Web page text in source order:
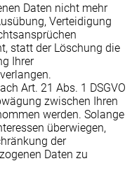
Daten nicht mehr
Verteidigung
statt der Löschung die
Ihrer
Art. 21 Abs. 1 DSGVO
zwischen Ihren
werden. Solange
überwiegen,
der
Daten zu